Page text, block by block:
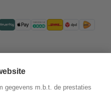
gegevens m.b.t. de prestaties